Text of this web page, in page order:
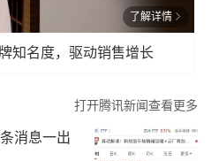
了解详情
知名度，驱动销售增长
打开腾讯新闻查看更多
消息一出